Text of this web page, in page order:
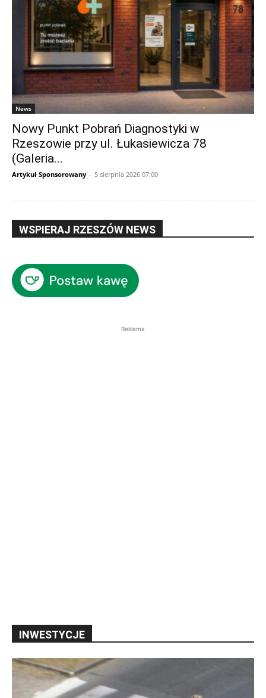
News
Nowy Punkt Pobrań Diagnostyki w
Rzeszowie przy ul. Łukasiewicza 78
(Galeria...
Artykuł Sponsorowany - 5 sierpnia 2026 07:00
WSPIERAJ RZESZÓW NEWS
Reklama
INWESTYCJE